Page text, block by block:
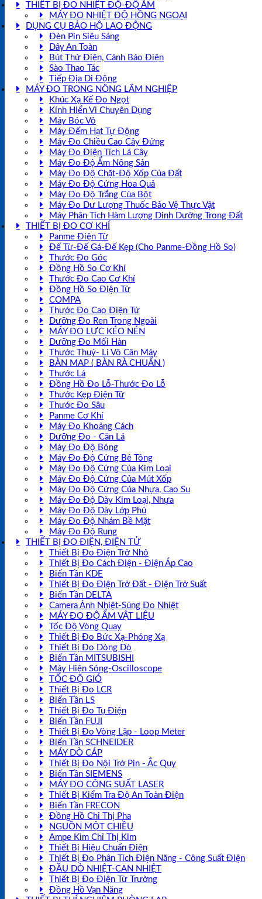
THIẾT BỊ ĐO NHIỆT ĐỘ-ĐỘ ẨM
MÁY ĐO NHIỆT ĐỘ HỒNG NGOẠI
DỤNG CỤ BẢO HỘ LAO ĐỘNG
Đèn Pin Siêu Sáng
Dây An Toàn
Bút Thử Điện, Cảnh Báo Điện
Sào Thao Tác
Tiếp Địa Di Động
MÁY ĐO TRONG NÔNG LÂM NGHIỆP
Khúc Xạ Kế Đo Ngọt
Kính Hiển Vi Chuyên Dụng
Máy Bóc Vỏ
Máy Đếm Hạt Tự Động
Máy Đo Chiều Cao Cây Đứng
Máy Đo Điện Tích Lá Cây
Máy Đo Độ Ẩm Nông Sản
Máy Đo Độ Chặt-Độ Xốp Của Đất
Máy Đo Độ Cứng Hoa Quả
Máy Đo Độ Trắng Của Bột
Máy Đo Dư Lượng Thuốc Bảo Vệ Thực Vật
Máy Phân Tích Hàm Lượng Dinh Dưỡng Trong Đất
THIẾT BỊ ĐO CƠ KHÍ
Panme Điện Tử
Đế Từ-Đế Gá-Đế Kẹp (Cho Panme-Đồng Hồ So)
Thước Đo Góc
Đồng Hồ So Cơ Khí
Thước Đo Cao Cơ Khí
Đồng Hồ So Điện Tử
COMPA
Thước Đo Cao Điện Tử
Dưỡng Đo Ren Trong Ngoài
MÁY ĐO LỰC KÉO NÉN
Dưỡng Đo Mối Hàn
Thước Thuỷ- Li Vô Cân Máy
BÀN MAP ( BÀN RÀ CHUẨN )
Thước Lá
Đồng Hồ Đo Lỗ-Thước Đo Lỗ
Thước Kẹp Điện Tử
Thước Đo Sâu
Panme Cơ Khí
Máy Đo Khoảng Cách
Dưỡng Đo - Căn Lá
Máy Đo Độ Bóng
Máy Đo Độ Cứng Bê Tông
Máy Đo Độ Cứng Của Kim Loại
Máy Đo Độ Cứng Của Mút Xốp
Máy Đo Độ Cứng Của Nhựa, Cao Su
Máy Đo Độ Dày Kim Loại, Nhựa
Máy Đo Độ Dày Lớp Phủ
Máy Đo Độ Nhám Bề Mặt
Máy Đo Độ Rung
THIẾT BỊ ĐO ĐIỆN, ĐIỆN TỬ
Thiết Bị Đo Điện Trở Nhỏ
Thiết Bị Đo Cách Điện - Điện Áp Cao
Biến Tần KDE
Thiết Bị Đo Điện Trở Đất - Điện Trở Suất
Biến Tần DELTA
Camera Ảnh Nhiệt-Súng Đo Nhiệt
MÁY ĐO ĐỘ ẨM VẬT LIỆU
Tốc Độ Vòng Quay
Thiết Bị Đo Bức Xạ-Phóng Xạ
Thiết Bị Đo Dòng Dò
Biến Tần MITSUBISHI
Máy Hiện Sóng-Oscilloscope
TỐC ĐỘ GIÓ
Thiết Bị Đo LCR
Biến Tần LS
Thiết Bị Đo Tụ Điện
Biến Tần FUJI
Thiết Bị Đo Vòng Lặp - Loop Meter
Biến Tần SCHNEIDER
MÁY DÒ CÁP
Thiết Bị Đo Nội Trở Pin - Ắc Quy
Biến Tần SIEMENS
MÁY ĐO CÔNG SUẤT LASER
Thiết Bị Kiểm Tra Độ An Toàn Điện
Biến Tần FRECON
Đồng Hồ Chỉ Thị Pha
NGUỒN MỘT CHIỀU
Ampe Kìm Chỉ Thị Kim
Thiết Bị Hiệu Chuẩn Điện
Thiết Bị Đo Phân Tích Điện Năng - Công Suất Điện
ĐẦU DÒ NHIỆT-CAN NHIỆT
Thiết Bị Đo Điện Từ Trường
Đồng Hồ Vạn Năng